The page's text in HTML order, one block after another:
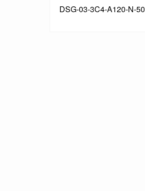
DSG-03-3C4-A120-N-50